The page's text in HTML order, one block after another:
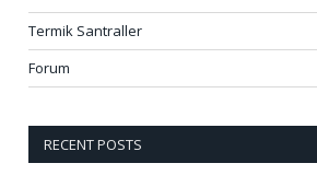
Termik Santraller
Forum
RECENT POSTS